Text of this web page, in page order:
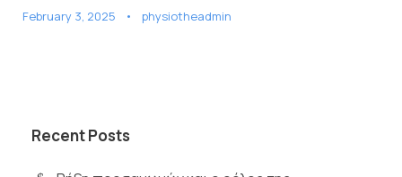
February 3, 2025 • physiotheadmin
Recent Posts